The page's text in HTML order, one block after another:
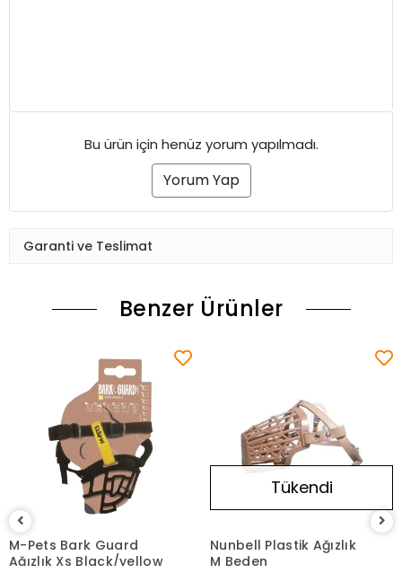
Bu ürün için henüz yorum yapılmadı.
Yorum Yap
Garanti ve Teslimat
Benzer Ürünler
M-Pets Bark Guard
Ağızlık Xs Black/yellow
Tükendi
Nunbell Plastik Ağızlık
M Beden